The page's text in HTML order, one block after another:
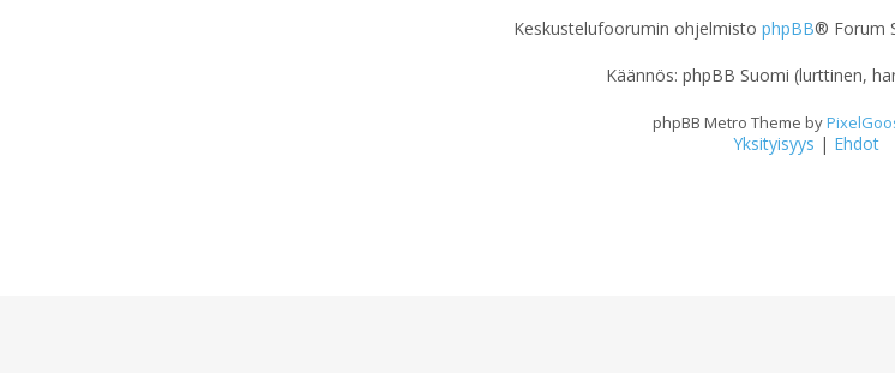
Keskustelufoorumin ohjelmisto phpBB® Forum
Käännös: phpBB Suomi (lurttinen,
phpBB Metro Theme by
Yksityisyys | Ehdot